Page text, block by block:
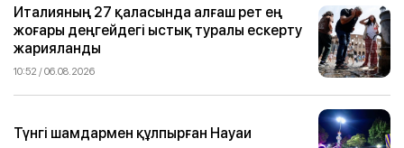
Италияның 27 қаласында алғаш рет ең
жоғары деңгейдегі ыстық туралы ескерту
жарияланды
10:52 / 06.08.2026
Түнгі шамдармен құлпырған Науаи